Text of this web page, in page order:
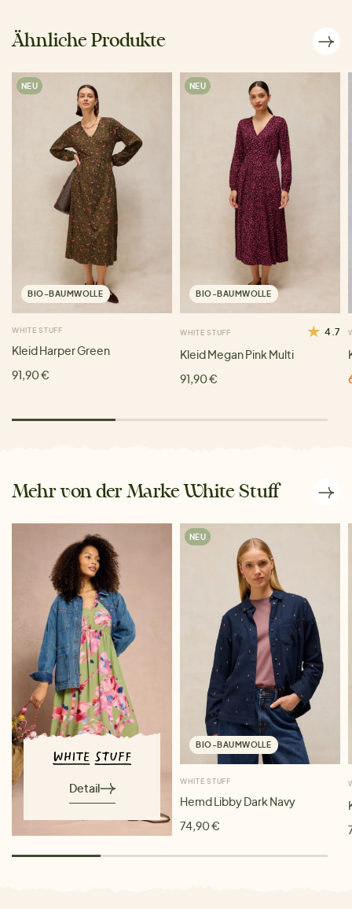
Ähnliche Produkte
NEU
BIO-BAUMWOLLE
WHITE STUFF
Kleid Harper Green
91,90 €
NEU
BIO-BAUMWOLLE
WHITE STUFF 4.7
Kleid Megan Pink Multi
91,90 €
Mehr von der Marke White Stuff
Detail
NEU
BIO-BAUMWOLLE
WHITE STUFF
Hemd Libby Dark Navy
74,90 €